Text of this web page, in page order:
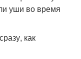
уши во время
как